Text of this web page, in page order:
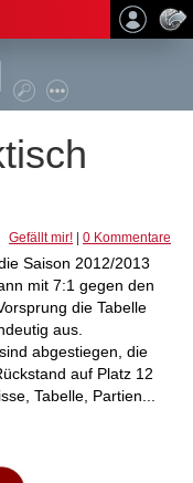
Gefällt mir! 0 Kommentare
Saison 2012/2013
mit 7:1 gegen den
die Tabelle
aus.
abgestiegen, die
auf Platz 12
Tabelle, Partien...